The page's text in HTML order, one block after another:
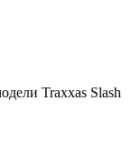
Traxxas Slash